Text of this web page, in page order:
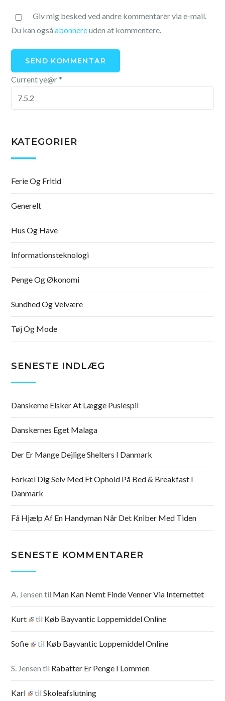
Giv mig besked ved andre kommentarer via e-mail.
Du kan ogsåabonnereuden at kommentere.
Current ye@r*
KATEGORIER
Ferie Og Fritid
Generelt
Hus Og Have
Informationsteknologi
Penge Og Økonomi
Sundhed Og Velvære
Tøj Og Mode
SENESTE INDLÆG
Danskerne Elsker At Lægge Puslespil
Danskernes Eget Malaga
Der Er Mange Dejlige Shelters I Danmark
Forkæl Dig Selv Med Et Ophold På Bed & Breakfast I
Danmark
Få Hjælp Af En Handyman Når Det Kniber Med Tiden
SENESTE KOMMENTARER
A. Jensen til Man Kan Nemt Finde Venner Via Internettet
Kurt til Køb Bayvantic Loppemiddel Online
Sofie til Køb Bayvantic Loppemiddel Online
S. Jensen til Rabatter Er Penge I Lommen
Karl tilSkoleafslutning